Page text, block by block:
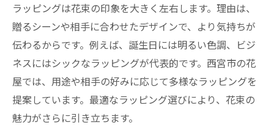
ラッピングは花束の印象を大きく左右します。理由は、
贈るシーンや相手に合わせたデザインで、より気持ちが
伝わるからです。例えば、誕生日には明るい色調、ビジ
ネスにはシックなラッピングが代表的です。西宮市の花
屋では、用途や相手の好みに応じて多様なラッピングを
提案しています。最適なラッピング選びにより、花束の
魅力がさらに引き立ちます。